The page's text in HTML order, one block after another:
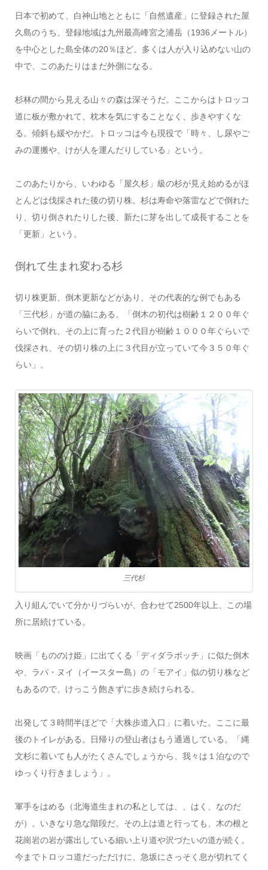
日本で初めて、白神山地とともに「自然遺産」に登録された屋
久島のうち、登録地域は九州最高峰宮之浦岳（1936メートル）
を中心とした島全体の20％ほど。多くは人が入り込めない山の
中で、このあたりはまだ外側になる。
杉林の間から見える山々の森は深そうだ。ここからはトロッコ
道に板が敷かれて、枕木を気にすることなく、歩きやすくな
る。傾斜も緩やかだ。トロッコは今も現役で「時々、し尿やご
みの運搬や、けが人を運んだりしている」という。
このあたりから、いわゆる「屋久杉」級の杉が見え始めるがほ
とんどは伐採された後の切り株。杉は寿命や落雷などで倒れた
り、切り倒されたりした後、新たに芽を出して成長することを
「更新」という。
倒れて生まれ変わる杉
切り株更新、倒木更新などがあり、その代表的な例でもある
「三代杉」が道の脇にある。「倒木の初代は樹齢１２００年ぐ
らいで倒れ、その上に育った２代目が樹齢１０００年ぐらいで
伐採され、その切り株の上に３代目が立っていて今３５０年ぐ
らい」。
三代杉
入り組んでいて分かりづらいが、合わせて2500年以上、この場
所に居続けている。
映画「もののけ姫」に出てくる「ディダラボッチ」に似た倒木
や、ラパ・ヌイ（イースター島）の「モアイ」似の切り株など
もあるので、けっこう飽きずに歩き続けられる。
出発して３時間半ほどで「大株歩道入口」に着いた。ここに最
後のトイレがある。日帰りの登山者はもう通過している。「縄
文杉に着いても人がたくさんでしょうから、我々は１泊なので
ゆっくり行きましょう」。
軍手をはめる（北海道生まれの私としては、、はく、なのだ
が）。いきなり急な階段だ。その上は道と行っても、木の根と
花崗岩の岩が露出している細い上り道や沢づたいの道が続く。
今までトロッコ道だっただけに、急坂にさっそく息が切れてく